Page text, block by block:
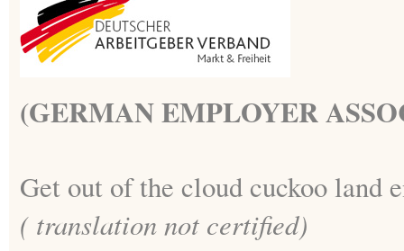
(GERMAN EMPLOYER
Get out of the cloud cuckoo land
( translation not certified)